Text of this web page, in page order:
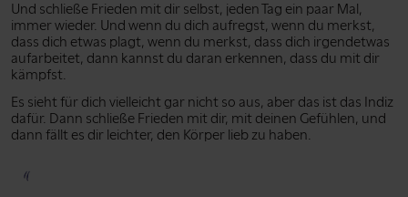
Und schließe Frieden mit dir selbst, jeden Tag ein paar Mal,
immer wieder. Und wenn du dich aufregst, wenn du merkst,
dass dich etwas plagt, wenn du merkst, dass dich irgendetwas
aufarbeitet, dann kannst du daran erkennen, dass du mit dir
kämpfst.
Es sieht für dich vielleicht gar nicht so aus, aber das ist das Indiz
dafür. Dann schließe Frieden mit dir, mit deinen Gefühlen, und
dann fällt es dir leichter, den Körper lieb zu haben.